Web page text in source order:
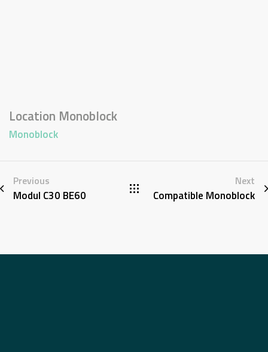
Location Monoblock
Monoblock
Previous
Modul C30 BE60
Next
Compatible Monoblock